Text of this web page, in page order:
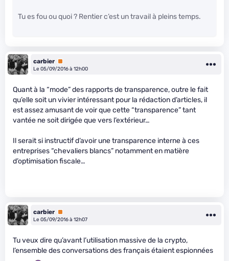
Tu es fou ou quoi ? Rentier c’est un travail à pleins temps.
carbier Premium
Le 05/09/2016 à 12h00
Quant à la “mode” des rapports de transparence, outre le fait
qu’elle soit un vivier intéressant pour la rédaction d’articles, il
est assez amusant de voir que cette “transparence” tant
vantée ne soit dirigée que vers l’extérieur…
Il serait si instructif d’avoir une transparence interne à ces
entreprises “chevaliers blancs” notamment en matière
d’optimisation fiscale…
carbier Premium
Le 05/09/2016 à 12h07
Tu veux dire qu’avant l’utilisation massive de la crypto,
l’ensemble des conversations des français étaient espionnées